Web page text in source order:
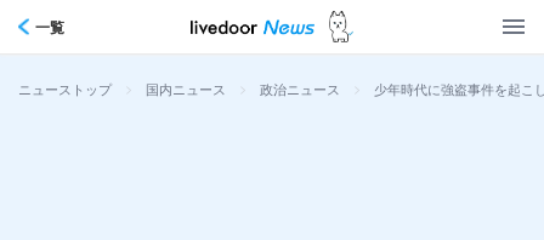
一覧
ニューストップ > 国内ニュース > 政治ニュース > 少年時代に強盗事件を起こ